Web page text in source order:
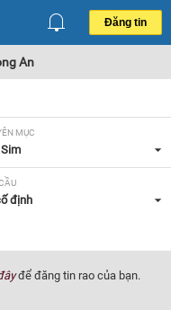
Đăng tin
An
MỤC
định
để đăng tin rao của bạn.